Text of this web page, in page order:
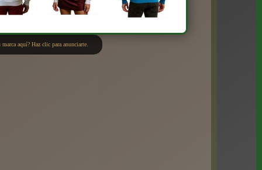
marca aquí? Haz clic para anunciarte.